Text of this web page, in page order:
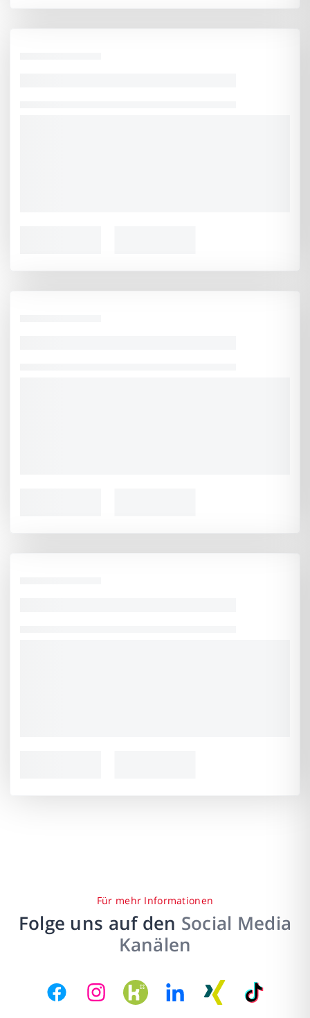
Für mehr Informationen
Folge uns auf den Social Media
Kanälen